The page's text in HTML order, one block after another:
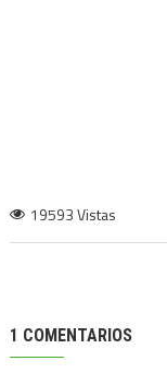
19593 Vistas
1 COMENTARIOS